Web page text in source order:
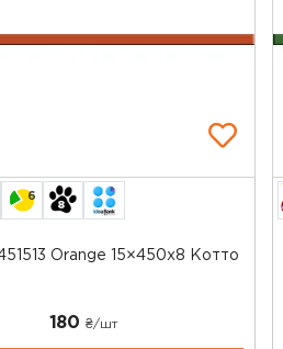
6
Orange 15×450x8 Котто
180 ₴/шт